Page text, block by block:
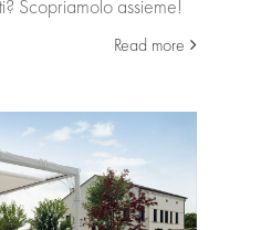
Scopriamolo assieme!
Read more